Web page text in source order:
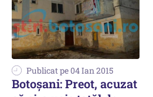
Publicat pe 04 Ian 2015
Botoșani: Preot, acuzat